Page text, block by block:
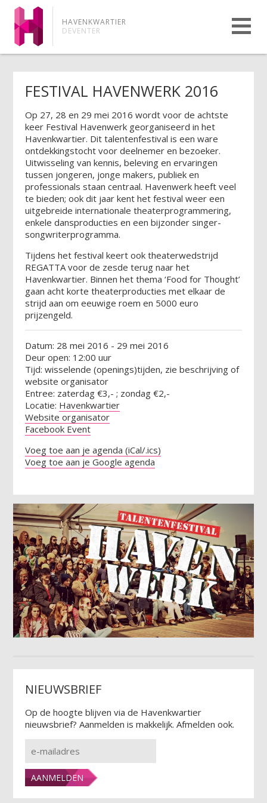
HAVENKWARTIER
DEVENTER
FESTIVAL HAVENWERK 2016
Op 27, 28 en 29 mei 2016 wordt voor de achtste
keer Festival Havenwerk georganiseerd in het
Havenkwartier. Dit talentenfestival is een ware
ontdekkingstocht voor deelnemer en bezoeker.
Uitwisseling van kennis, beleving en ervaringen
tussen jongeren, jonge makers, publiek en
professionals staan centraal. Havenwerk heeft veel
te bieden; ook dit jaar kent het festival weer een
uitgebreide internationale theaterprogrammering,
enkele dansproducties en een bijzonder singer-
songwriterprogramma.
Tijdens het festival keert ook theaterwedstrijd
REGATTA voor de zesde terug naar het
Havenkwartier. Binnen het thema ‘Food for Thought’
gaan acht korte theaterproducties met elkaar de
strijd aan om eeuwige roem en 5000 euro
prijzengeld.
Datum: 28 mei 2016 - 29 mei 2016
Deur open: 12:00 uur
Tijd: wisselende (openings)tijden, zie beschrijving of
website organisator
Entree: zaterdag €3,- ; zondag €2,-
Locatie: Havenkwartier
Website organisator
Facebook Event
Voeg toe aan je agenda (iCal/.ics)
Voeg toe aan je Google agenda
NIEUWSBRIEF
Op de hoogte blijven via de Havenkwartier
nieuwsbrief? Aanmelden is makkelijk. Afmelden ook.